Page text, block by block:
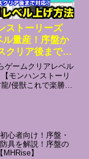
ストーリーズ
ル量産！序盤か
クリア後まで使
率レベル上げ方
【モンスターハ
ーリーズ3運命
ゲームクリアレベル
モンハンストーリ
/侵獣これで楽勝！
能！雷属性最強の...
心者向け！序盤・
具を解説！序盤の
】